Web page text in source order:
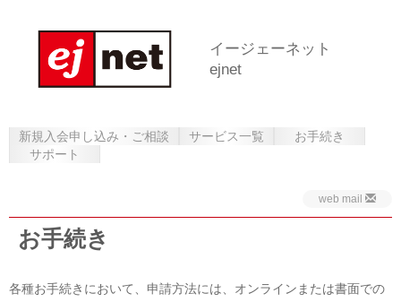
イージェーネット
ejnet
新規入会申し込み・ご相談 サービス一覧
お手続き
サポート
web mail
お手続き
各種お手続きにおいて、申請方法には、オンラインまたは書面での